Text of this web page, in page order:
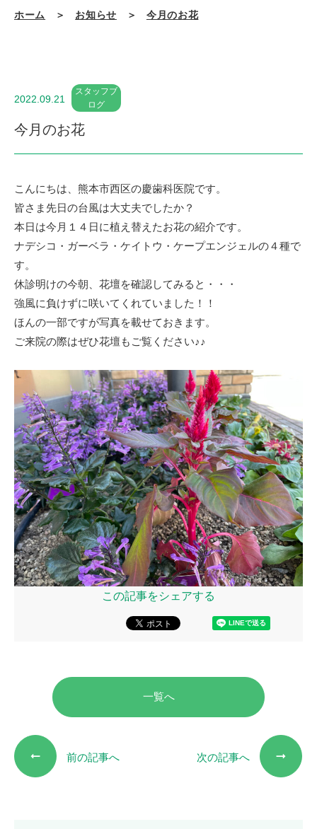
ホーム ＞ お知らせ ＞ 今月のお花
2022.09.21
スタッフブ
ログ
今月のお花
こんにちは、熊本市西区の慶歯科医院です。
皆さま先日の台風は大丈夫でしたか？
本日は今月１４日に植え替えたお花の紹介です。
ナデシコ・ガーベラ・ケイトウ・ケープエンジェルの４種で
す。
休診明けの今朝、花壇を確認してみると・・・
強風に負けずに咲いてくれていました！！
ほんの一部ですが写真を載せておきます。
ご来院の際はぜひ花壇もご覧ください♪♪
この記事をシェアする
前の記事へ
一覧へ
次の記事へ